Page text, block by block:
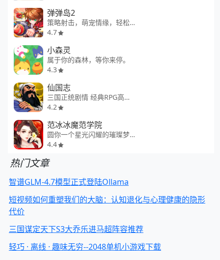
弹弹岛2
策略射击，萌宠情缘，轻松竞技新体验。
4.7
小森灵
属于你的森林，等你来停。
4.3
仙国志
三国正统剧情 经典RPG高清重制
4.2
范冰冰魔范学院
圆你一个星光闪耀的璀璨梦想！
4.4
热门文章
智谱GLM-4.7模型正式登陆Ollama
短视频如何重塑我们的大脑：认知退化与心理健康的隐形
代价
三国谋定天下S3大乔乐进马超阵容推荐
轻巧 · 离线 · 趣味无穷--2048单机小游戏下载